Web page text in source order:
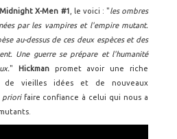
Midnight X-Men #1 , le voici : "les ombres
par les vampires et l'empire mutant.
au-dessus de ces deux espèces et des
Une guerre se prépare et l'humanité
" Hickman promet avoir une riche
de vieilles idées et de nouveaux
priori faire confiance à celui qui nous a